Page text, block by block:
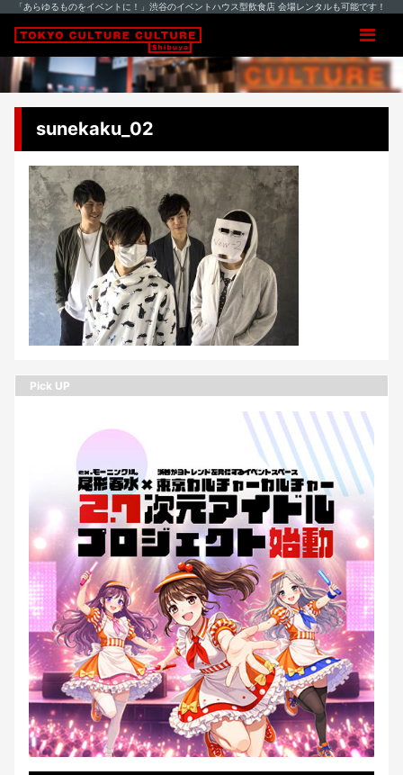
「あらゆるものをイベントに！」渋谷のイベントハウス型飲食店 会場レンタルも可能です！
sunekaku_02
Pick UP